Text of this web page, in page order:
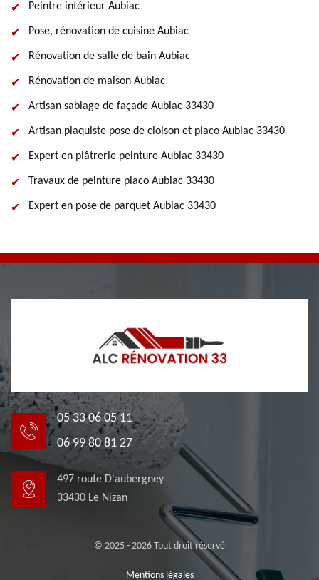
Peintre intérieur Aubiac
Pose, rénovation de cuisine Aubiac
Rénovation de salle de bain Aubiac
Rénovation de maison Aubiac
Artisan sablage de façade Aubiac 33430
Artisan plaquiste pose de cloison et placo Aubiac 33430
Expert en plâtrerie peinture Aubiac 33430
Travaux de peinture placo Aubiac 33430
Expert en pose de parquet Aubiac 33430
05 33 06 05 11
06 99 80 81 27
497 route D'aubergney
33430 Le Nizan
© 2025 - 2026 Tout droit réservé
Mentions légales